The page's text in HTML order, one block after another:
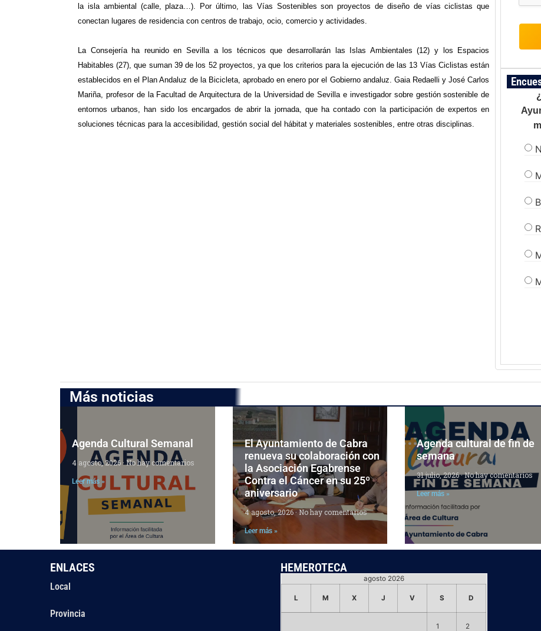
la isla ambiental (calle, plaza…). Por último, las Vías Sostenibles son proyectos de diseño de vías ciclistas que
conectan lugares de residencia con centros de trabajo, ocio, comercio y actividades.
La Consejería ha reunido en Sevilla a los técnicos que desarrollarán las Islas Ambientales (12) y los Espacios
Habitables (27), que suman 39 de los 52 proyectos, ya que los criterios para la ejecución de las 13 Vías Ciclistas están
establecidos en el Plan Andaluz de la Bicicleta, aprobado en enero por el Gobierno andaluz. Gaia Redaelli y José Carlos
Mariña, profesor de la Facultad de Arquitectura de la Universidad de Sevilla e investigador sobre gestión sostenible de
entornos urbanos, han sido los encargados de abrir la jornada, que ha contado con la participación de expertos en
soluciones técnicas para la accesibilidad, gestión social del hábitat y materiales sostenibles, entre otras disciplinas.
Más noticias
Agenda Cultural Semanal
4 agosto, 2026 No hay comentarios
Leer más »
El Ayuntamiento de Cabra
renueva su colaboración con
la Asociación Egabrense
Contra el Cáncer en su 25º
aniversario
4 agosto, 2026 No hay comentarios
Leer más »
Agenda cultural de fin de
semana
31 julio, 2026No hay comentarios
Leer más »
ENLACES
Local
Provincia
HEMEROTECA
agosto 2026
L M X J V S D
1 2